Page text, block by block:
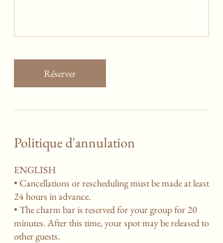
Réserver
Politique d'annulation
ENGLISH
• Cancellations or rescheduling must be made at least
24 hours in advance.
• The charm bar is reserved for your group for 20
minutes. After this time, your spot may be released to
other guests.